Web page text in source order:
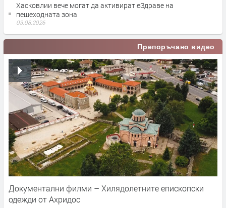
Хасковлии вече могат да активират еЗдраве на
пешеходната зона
03.08.2026
Препоръчано видео
Документални филми – Хилядолетните епископски
одежди от Ахридос